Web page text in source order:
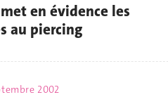
en évidence les
au piercing
2002